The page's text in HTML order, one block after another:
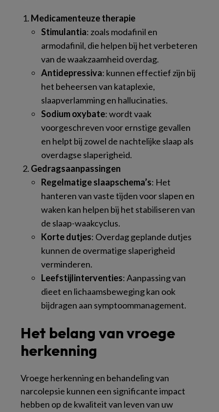
Medicamenteuze therapie
Stimulantia: zoals modafinil en
armodafinil, die helpen bij het verbeteren
van de waakzaamheid overdag.
Antidepressiva: kunnen effectief zijn bij
het beheersen van kataplexie,
slaapverlamming en hallucinaties.
Sodium oxybate: wordt vaak
voorgeschreven voor ernstige gevallen
en helpt bij zowel de nachtelijke slaap als
overdagse slaperigheid.
Gedragsaanpassingen
Regelmatige slaapschema’s: Het
hanteren van vaste tijden voor slapen en
waken kan helpen bij het stabiliseren van
de slaap-waakcyclus.
Korte dutjes: Overdag geplande dutjes
kunnen de overmatige slaperigheid
verminderen.
Leefstijlinterventies: Aanpassing van
dieet en lichaamsbeweging kan ook
bijdragen aan symptoommanagement.
Het belang van vroege
herkenning
Vroege herkenning en behandeling van
narcolepsie kunnen een significante impact
hebben op de kwaliteit van leven van uw